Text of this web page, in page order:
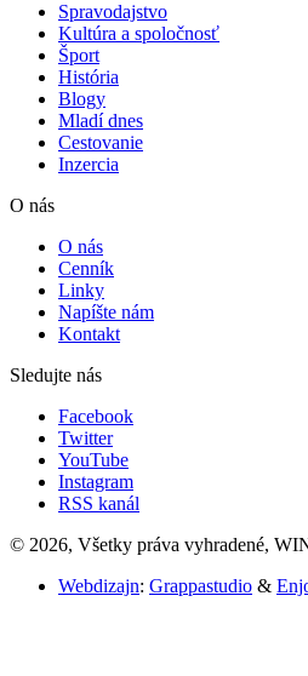
Spravodajstvo
Kultúra a spoločnosť
Šport
História
Blogy
Mladí dnes
Cestovanie
Inzercia
O nás
O nás
Cenník
Linky
Napíšte nám
Kontakt
Sledujte nás
Facebook
Twitter
YouTube
Instagram
RSS kanál
© 2026, Všetky práva vyhradené,
Webdizajn: Grappastudio &